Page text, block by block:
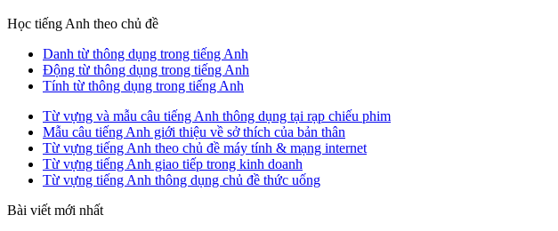
Học tiếng Anh theo chủ đề
Danh từ thông dụng trong tiếng Anh
Động từ thông dụng trong tiếng Anh
Tính từ thông dụng trong tiếng Anh
Từ vựng và mẫu câu tiếng Anh thông dụng tại rạp chiếu phim
Mẫu câu tiếng Anh giới thiệu về sở thích của bản thân
Từ vựng tiếng Anh theo chủ đề máy tính & mạng internet
Từ vựng tiếng Anh giao tiếp trong kinh doanh
Từ vựng tiếng Anh thông dụng chủ đề thức uống
Bài viết mới nhất